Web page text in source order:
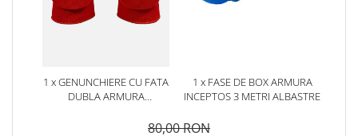
1 x GENUNCHIERE CU FATA
DUBLA ARMURA
1 x FASE DE BOX ARMURA
INCEPTOS 3 METRI ALBASTRE
80,00 RON